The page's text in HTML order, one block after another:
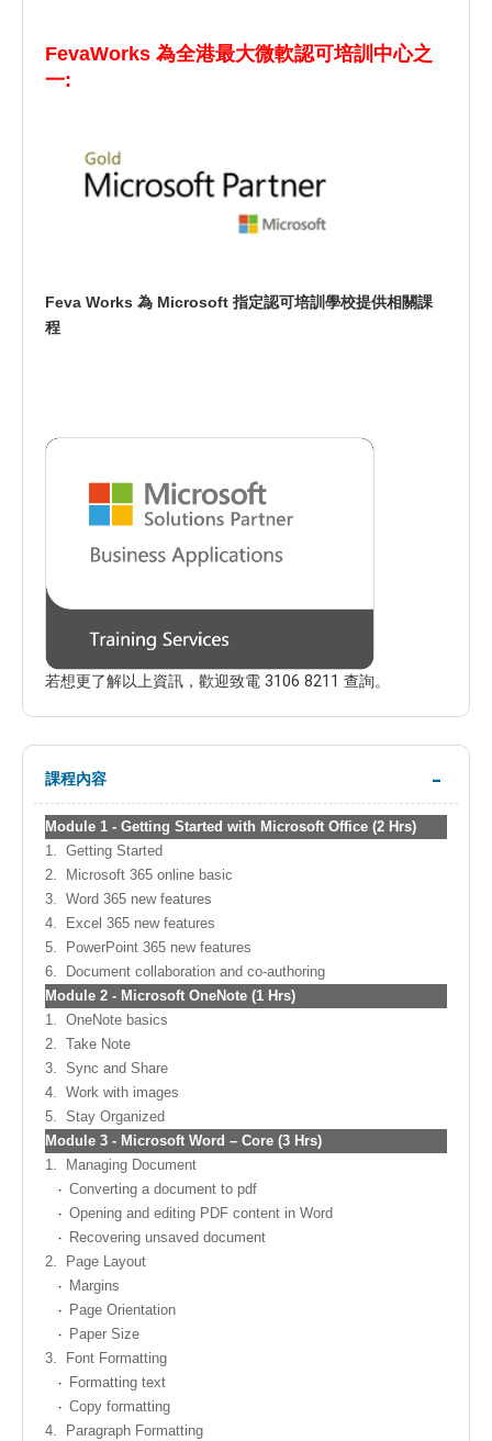
FevaWorks 為全港最大微軟認可培訓中心之
一:
Feva Works 為 Microsoft 指定認可培訓學校提供相關課
程
若想更了解以上資訊，歡迎致電 3106 8211 查詢。
課程內容
Module 1 - Getting Started with Microsoft Office (2 Hrs)
1. Getting Started
2.
Microsoft 365 online basic
3. Word 365 new features
4.
Excel 365 new features
5.
PowerPoint 365 new features
6.
Document collaboration and co-authoring
Module 2 - Microsoft OneNote (1 Hrs)
1. OneNote basics
2. Take Note
3. Sync and Share
4. Work with images
5. Stay Organized
Module 3 - Microsoft Word – Core (3 Hrs)
1.
Managing Document
Converting a document to pdf
Opening and editing PDF content in Word
Recovering unsaved document
2.
Page Layout
Margins
Page Orientation
Paper Size
3.
Font Formatting
Formatting text
Copy formatting
4.
Paragraph Formatting